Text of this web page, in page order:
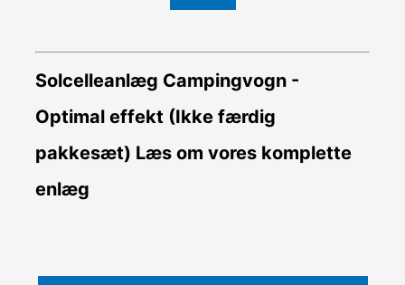
Solcelleanlæg Campingvogn -
Optimal effekt (Ikke færdig
pakkesæt) Læs om vores komplette
enlæg